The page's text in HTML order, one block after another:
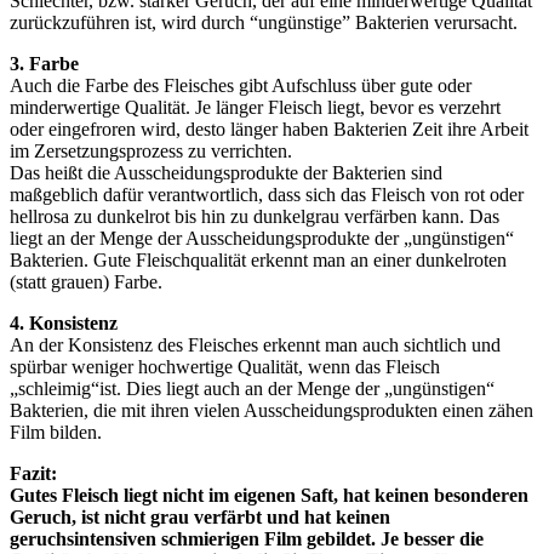
zurückzuführen ist, wird durch “ungünstige” Bakterien verursacht.
3. Farbe
Auch die Farbe des Fleisches gibt Aufschluss über gute oder
minderwertige Qualität. Je länger Fleisch liegt, bevor es verzehrt
oder eingefroren wird, desto länger haben Bakterien Zeit ihre Arbeit
im Zersetzungsprozess zu verrichten.
Das heißt die Ausscheidungsprodukte der Bakterien sind
maßgeblich dafür verantwortlich, dass sich das Fleisch von rot oder
hellrosa zu dunkelrot bis hin zu dunkelgrau verfärben kann. Das
liegt an der Menge der Ausscheidungsprodukte der „ungünstigen“
Bakterien. Gute Fleischqualität erkennt man an einer dunkelroten
(statt grauen) Farbe.
4. Konsistenz
An der Konsistenz des Fleisches erkennt man auch sichtlich und
spürbar weniger hochwertige Qualität, wenn das Fleisch
„schleimig“ist. Dies liegt auch an der Menge der „ungünstigen“
Bakterien, die mit ihren vielen Ausscheidungsprodukten einen zähen
Film bilden.
Fazit:
Gutes Fleisch liegt nicht im eigenen Saft, hat keinen besonderen
Geruch, ist nicht grau verfärbt und hat keinen
geruchsintensiven schmierigen Film gebildet. Je besser die